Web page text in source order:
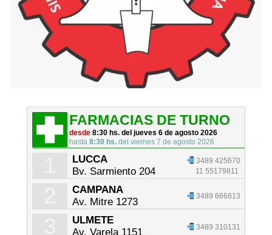
FARMACIAS DE TURNO
desde8:30 hs. del jueves 6 de agosto 2026
hasta8:30 hs. del viernes 7 de agosto 2026
LUCCA
Bv. Sarmiento 204
3489 425670
11 55179811
CAMPANA
Av. Mitre 1273
3489 666813
ULMETE
Av. Varela 1151
3489 310131